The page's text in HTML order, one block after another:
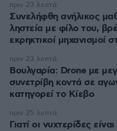
Συνελήφθη ανήλικος
ληστεία με φίλο του,
εκρηκτικοί μηχανισμοί
πριν 23 λεπτά
Βουλγαρία: Drone με
συνετρίβη κοντά σε
κατηγορεί το Κίεβο
πριν 23 λεπτά
Γιατί οι νυχτερίδες
πριν 25 λεπτά